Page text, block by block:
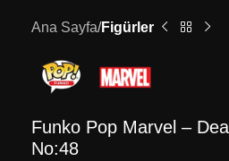
Ana Sayfa Figürler
Funko Pop Marvel –
No:48